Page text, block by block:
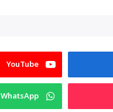
YouTube
WhatsApp